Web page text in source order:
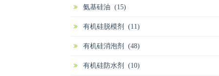
氨基硅油 (15)
有机硅脱模剂 (11)
有机硅消泡剂 (48)
有机硅防水剂 (10)